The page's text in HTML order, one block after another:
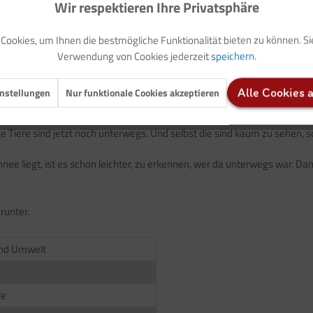
Auf Ihren Merkzettel setzen
Tiere sind jetzt noch unterwegs. Und selbst die sind kaum zu sehen,
liegt, ist es schon leichter, zu erkennen, wer da unterwegs war.
Umwelt
Wir respektieren Ihre Privatsphäre
um Ihnen die bestmögliche Funktionalität bieten zu können.
Verwendung von Cookies jederzeitspeichern.
Nur funktionale Cookies akzeptieren Alle Cookies